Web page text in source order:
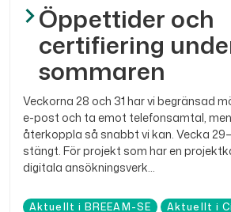
Öppettider och
certifiering
sommaren
Veckorna 28 och 31 har vi begränsad
e-post och ta emot telefonsamtal,
återkoppla så snabbt vi kan. Vecka
stängt. För projekt som har en
digitala ansökningsverk...
Aktuellt i BREEAM-SE
Aktuellt i